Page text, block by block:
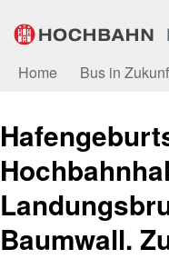
Inhalt
Home Bus in
Baumwall.